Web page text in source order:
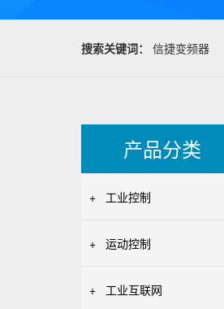
搜索关键词： 信捷变频器
产品分类
+ 工业控制
+ 运动控制
+ 工业互联网